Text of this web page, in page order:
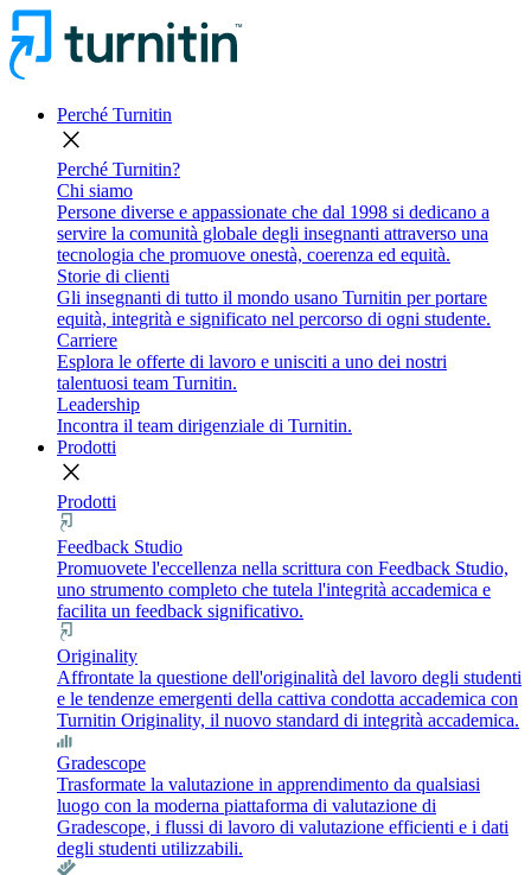
Perché Turnitin
close
Perché Turnitin?
Chi siamo
Persone diverse e appassionate che dal 1998 si dedicano a
servire la comunità globale degli insegnanti attraverso una
tecnologia che promuove onestà, coerenza ed equità.
Storie di clienti
Gli insegnanti di tutto il mondo usano Turnitin per portare
equità, integrità e significato nel percorso di ogni studente.
Carriere
Esplora le offerte di lavoro e unisciti a uno dei nostri
talentuosi team Turnitin.
Leadership
Incontra il team dirigenziale di Turnitin.
Prodotti
close
Prodotti
Feedback Studio
Promuovete l'eccellenza nella scrittura con Feedback Studio,
uno strumento completo che tutela l'integrità accademica e
facilita un feedback significativo.
Originality
Affrontate la questione dell'originalità del lavoro degli studenti
e le tendenze emergenti della cattiva condotta accademica con
Turnitin Originality, il nuovo standard di integrità accademica.
Gradescope
Trasformate la valutazione in apprendimento da qualsiasi
luogo con la moderna piattaforma di valutazione di
Gradescope, i flussi di lavoro di valutazione efficienti e i dati
degli studenti utilizzabili.